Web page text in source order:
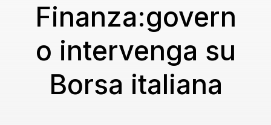
Finanza:govern
o intervenga su
Borsa italiana